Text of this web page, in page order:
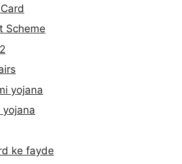
Scheme
yojana
ke fayde